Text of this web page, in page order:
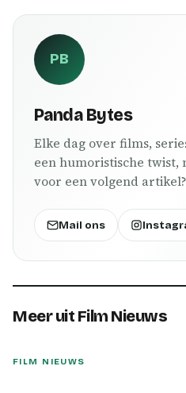
PB
Panda Bytes
Elke dag over films,
een humoristische
voor een volgend
Mail ons
Meer uit Film Nieuws
FILM NIEUWS